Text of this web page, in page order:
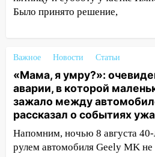
без попечения
девочку зажало между
ужасной ночи
13:05 17-летний парень
рулем мотоцикла во
городе: в ГАИ
сегодняшнюю аварию
Было принято решение,
Важное Новости Статьи
«Мама, я умру?»:
аварии, в которой
зажало между
рассказал о событиях
Напомним, ночью 8 августа
рулем автомобиля Geely MK не